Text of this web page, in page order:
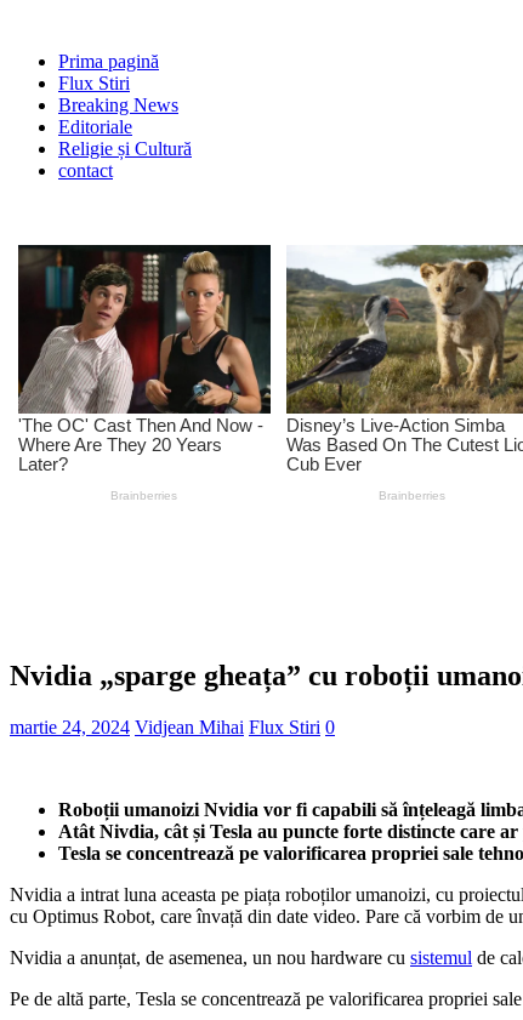
Prima pagină
Flux Stiri
Breaking News
Editoriale
Religie și Cultură
contact
Nvidia „sparge gheața” cu roboții
martie 24, 2024 Vidjean Mihai Flux Stiri 0
Roboții umanoizi Nvidia vor fi capabili să înțeleagă
Atât Nivdia, cât și Tesla au puncte forte distincte care
Tesla se concentrează pe valorificarea propriei sale
Nvidia a intrat luna aceasta pe piața roboților umanoizi, cu
cu Optimus Robot, care învață din date video. Pare că vorbim de
Nvidia a anunțat, de asemenea, un nou hardware cu sistemul de
Pe de altă parte, Tesla se concentrează pe valorificarea propriei